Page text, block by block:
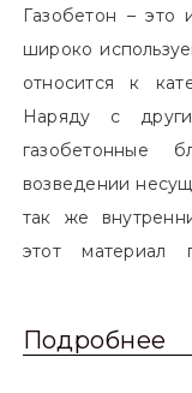
Газобетон – это
широко
относится к
Наряду с
газобетонные блоки часто используются при
возведении
так же
этот материал
обычный
Подробнее